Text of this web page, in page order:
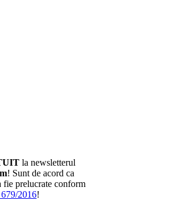
la newsletterul
! Sunt de acord ca
fie prelucrate conform
2016!